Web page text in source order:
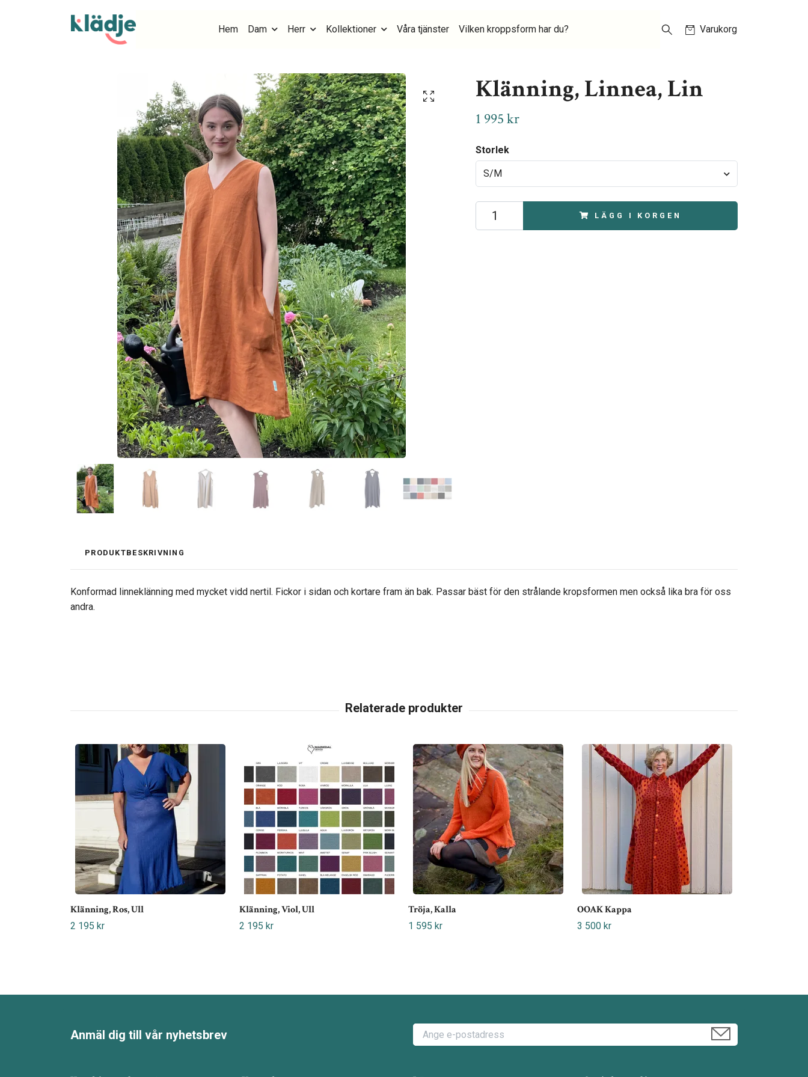
Hem Dam Herr Kollektioner Våra tjänster Vilken kroppsform har du? Varukorg
Klänning, Linnea, Lin
1 995 kr
Storlek
S/M
LÄGG I KORGEN
PRODUKTBESKRIVNING
Konformad linneklänning med mycket vidd nertil. Fickor i sidan och kortare fram än bak. Passar bäst för den strålande kropsformen men också lika bra för oss
andra.
Klänning, Ros, Ull
2 195 kr
Klänning, Viol, Ull
2 195 kr
Tröja, Kalla
1 595 kr
OOAK Kappa
3 500 kr
Anmäl dig till vår nyhetsbrev